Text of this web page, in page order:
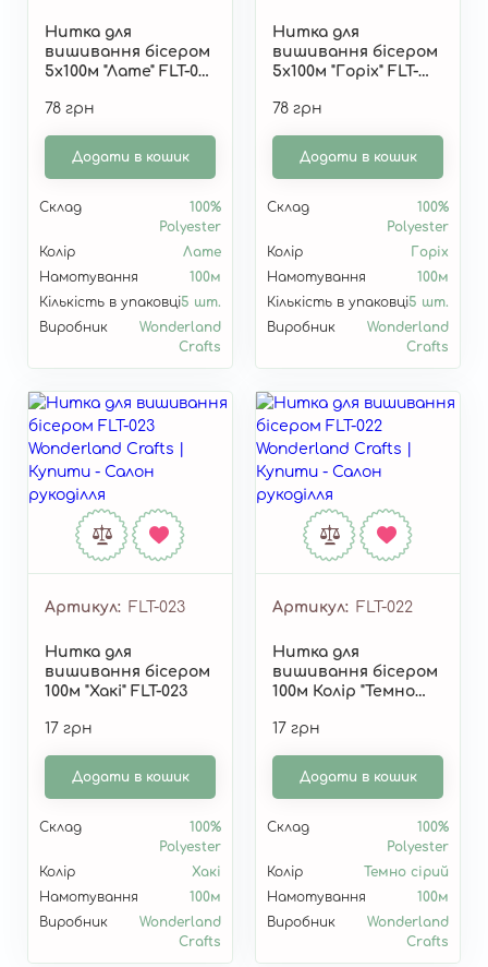
Нитка для
вишивання бісером
5х100м "Лате" FLT-021
78 грн
Додати в кошик
Склад
100%
Polyester
Колір
Лате
Намотування
100м
Кількість в упаковці5 шт.
Виробник
Wonderland
Crafts
Нитка для
вишивання бісером
5х100м "Горіх" FLT-
78 грн
Додати в кошик
Склад
100%
Polyester
Колір
Горіх
Намотування
100м
Кількість в упаковці5 шт.
Виробник
Wonderland
Crafts
Артикул FLT-023
Нитка для
вишивання бісером
100м "Хакі" FLT-023
17 грн
Додати в кошик
Склад
100%
Polyester
Колір
Хакі
Намотування
100м
Виробник
Wonderland
Crafts
Артикул FLT-022
Нитка для
вишивання бісером
100м Колір "Темно
17 грн
Додати в кошик
Склад
100%
Polyester
Колір
Темно сірий
Намотування
100м
Виробник
Wonderland
Crafts